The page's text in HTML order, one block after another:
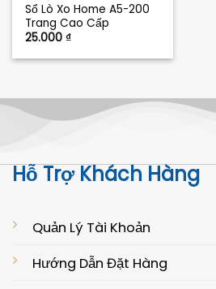
Sổ Lò Xo Home A5-200
Trang Cao Cấp
25.000₫
Hỗ Trợ Khách Hàng
Quản Lý Tài Khoản
Hướng Dẫn Đặt Hàng